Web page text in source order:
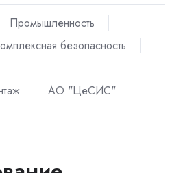
Промышленность
безопасность
АО "ЦеСИС"